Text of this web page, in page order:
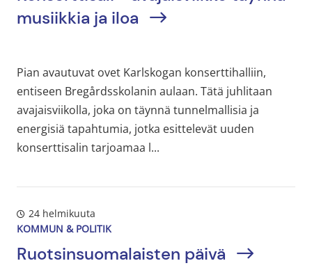
musiikkia ja iloa
Pian avautuvat ovet Karlskogan konserttihalliin,
entiseen Bregårdsskolanin aulaan. Tätä juhlitaan
avajaisviikolla, joka on täynnä tunnelmallisia ja
energisiä tapahtumia, jotka esittelevät uuden
konserttisalin tarjoamaa l...
24 helmikuuta
KOMMUN & POLITIK
Ruotsinsuomalaisten päivä